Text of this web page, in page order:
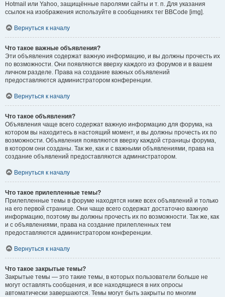
Hotmail или Yahoo, защищённые паролями сайты и т. п. Для указания
ссылок на изображения используйте в сообщениях тег BBCode [img].
Вернуться к началу
Что такое важные объявления?
Эти объявления содержат важную информацию, и вы должны прочесть их
по возможности. Они появляются вверху каждого из форумов и в вашем
личном разделе. Права на создание важных объявлений
предоставляются администратором конференции.
Вернуться к началу
Что такое объявления?
Объявления чаще всего содержат важную информацию для форума, на
котором вы находитесь в настоящий момент, и вы должны прочесть их по
возможности. Объявления появляются вверху каждой страницы форума,
в котором они созданы. Так же, как и с важными объявлениями, права на
создание объявлений предоставляются администратором.
Вернуться к началу
Что такое прилепленные темы?
Прилепленные темы в форуме находятся ниже всех объявлений и только
на его первой странице. Они чаще всего содержат достаточно важную
информацию, поэтому вы должны прочесть их по возможности. Так же, как
и с объявлениями, права на создание прилепленных тем
предоставляются администратором конференции.
Вернуться к началу
Что такое закрытые темы?
Закрытые темы — это такие темы, в которых пользователи больше не
могут оставлять сообщения, и все находящиеся в них опросы
автоматически завершаются. Темы могут быть закрыты по многим